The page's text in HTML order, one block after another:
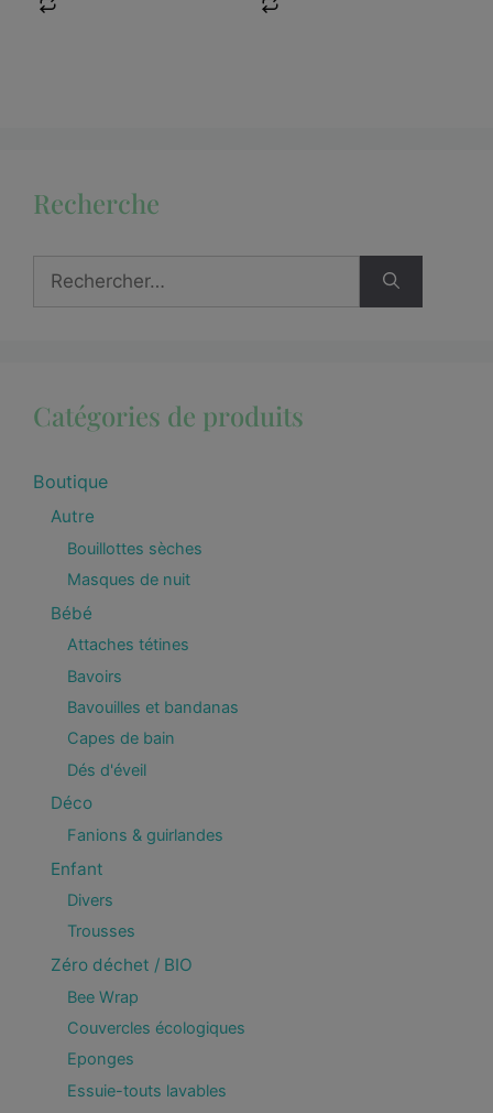
Recherche
Catégories de produits
Boutique
Autre
Bouillottes sèches
Masques de nuit
Bébé
Attaches tétines
Bavoirs
Bavouilles et bandanas
Capes de bain
Dés d'éveil
Déco
Fanions & guirlandes
Enfant
Divers
Trousses
Zéro déchet / BIO
Bee Wrap
Couvercles écologiques
Eponges
Essuie-touts lavables